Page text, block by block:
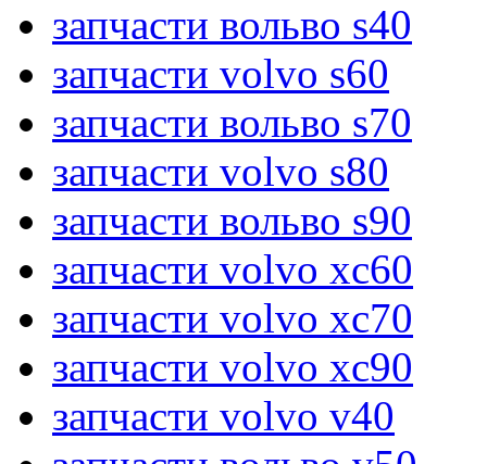
запчасти вольво s40
запчасти volvo s60
запчасти вольво s70
запчасти volvo s80
запчасти вольво s90
запчасти volvo xc60
запчасти volvo xc70
запчасти volvo xc90
запчасти volvo v40